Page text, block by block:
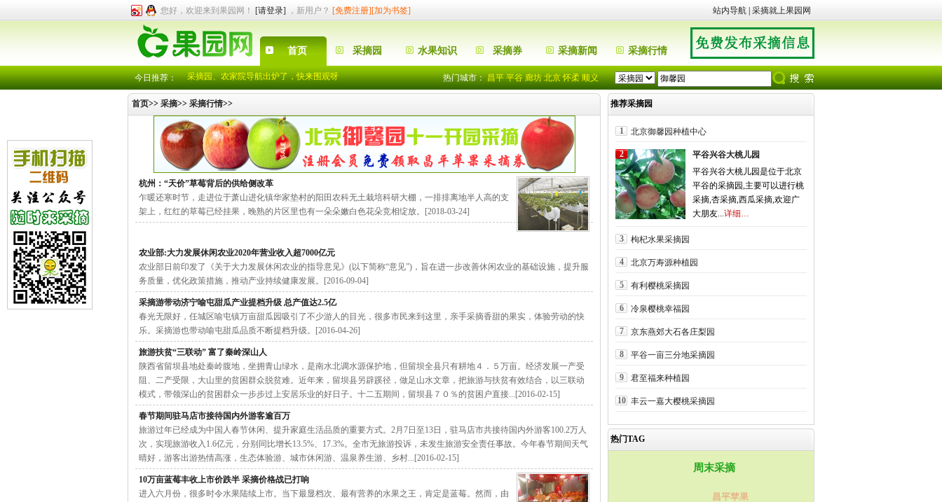
您好，欢迎来到果园网！ [请登录] ，新用户？ [免费注册][加为书签] 站内导航 采摘就上果园网
首页 采摘园 水果知识 采摘券 采摘新闻 采摘行情
今日推荐：
采摘园、农家院导航出炉了，快来围观呀
中秋国庆冬枣采摘券
注册成为会员，就有机会享受各采摘园的优惠啊
各位园主注意了，有采摘园就可“入住”果园网了
采摘园、农家院导航出炉了，快来围观呀
中秋国庆冬枣采摘券
注册成为会员，就有机会享受各采摘园的优惠啊
各位园主注意了，有采摘园就可“入住”果园网了
热门城市： 昌平 平谷 廊坊 北京 怀柔 顺义
首页>> 采摘>> 采摘行情>>
杭州：“天价”草莓背后的供给侧改革
乍暖还寒时节，走进位于萧山进化镇华家垫村的阳田农科无土栽培科研大棚，一排排离地半人高的支
架上，红红的草莓已经挂果，晚熟的片区里也有一朵朵嫩白色花朵竞相绽放。[2018-03-24]
农业部:大力发展休闲农业2020年营业收入超7000亿元
农业部日前印发了《关于大力发展休闲农业的指导意见》(以下简称“意见”)，旨在进一步改善休闲农业的基础设施，提升服
务质量，优化政策措施，推动产业持续健康发展。[2016-09-04]
采摘游带动济宁喻屯甜瓜产业提档升级 总产值达2.5亿
春光无限好，任城区喻屯镇万亩甜瓜园吸引了不少游人的目光，很多市民来到这里，亲手采摘香甜的果实，体验劳动的快
乐。采摘游也带动喻屯甜瓜品质不断提档升级。[2016-04-26]
旅游扶贫“三联动” 富了秦岭深山人
陕西省留坝县地处秦岭腹地，坐拥青山绿水，是南水北调水源保护地，但留坝全县只有耕地４．５万亩。经济发展一产受
阻、二产受限，大山里的贫困群众脱贫难。近年来，留坝县另辟蹊径，做足山水文章，把旅游与扶贫有效结合，以三联动
模式，带领深山的贫困群众一步步过上安居乐业的好日子。十二五期间，留坝县７０％的贫困户直接...[2016-02-15]
春节期间驻马店市接待国内外游客逾百万
旅游过年已经成为中国人春节休闲、提升家庭生活品质的重要方式。2月7日至13日，驻马店市共接待国内外游客100.2万人
次，实现旅游收入1.6亿元，分别同比增长13.5%、17.3%。全市无旅游投诉，未发生旅游安全责任事故。今年春节期间天气
晴好，游客出游热情高涨，生态体验游、城市休闲游、温泉养生游、乡村...[2016-02-15]
10万亩蓝莓丰收上市价跌半 采摘价格战已打响
进入六月份，很多时令水果陆续上市。当下最显档次、最有营养的水果之王，肯定是蓝莓。然而，由
推荐采摘园
1 北京御馨园种植中心
2
平谷兴谷大桃儿园
平谷兴谷大桃儿园是位于北京
平谷的采摘园,主要可以进行桃
采摘,杏采摘,西瓜采摘,欢迎广
大朋友...详细…
3 枸杞水果采摘园
4 北京万寿源种植园
5 有利樱桃采摘园
6 冷泉樱桃幸福园
7 京东燕郊大石各庄梨园
8 平谷一亩三分地采摘园
9 君至福来种植园
10 丰云一嘉大樱桃采摘园
热门TAG
周末采摘
昌平苹果